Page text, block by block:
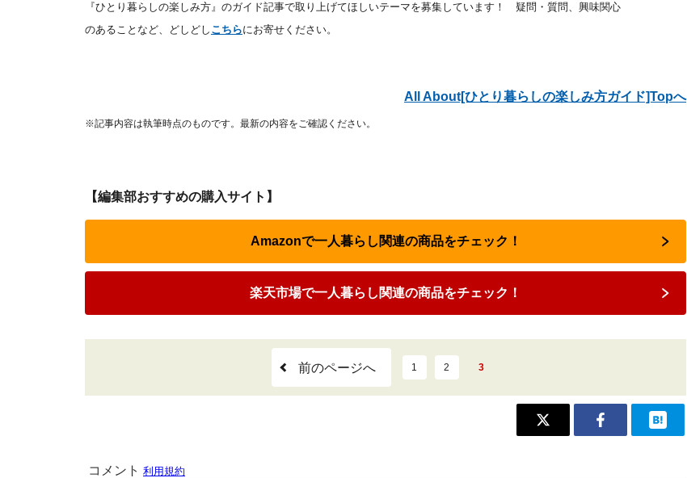
『ひとり暮らしの楽しみ方』のガイド記事で取り上げてほしいテーマを募集しています！ 疑問・質問、興味関心
のあることなど、どしどし こちらにお寄せください。
All About[ひとり暮らしの楽しみ方ガイド]Topへ
※記事内容は執筆時点のものです。最新の内容をご確認ください。
【編集部おすすめの購入サイト】
Amazonで一人暮らし関連の商品をチェック！
楽天市場で一人暮らし関連の商品をチェック！
前のページへ 1 2 3